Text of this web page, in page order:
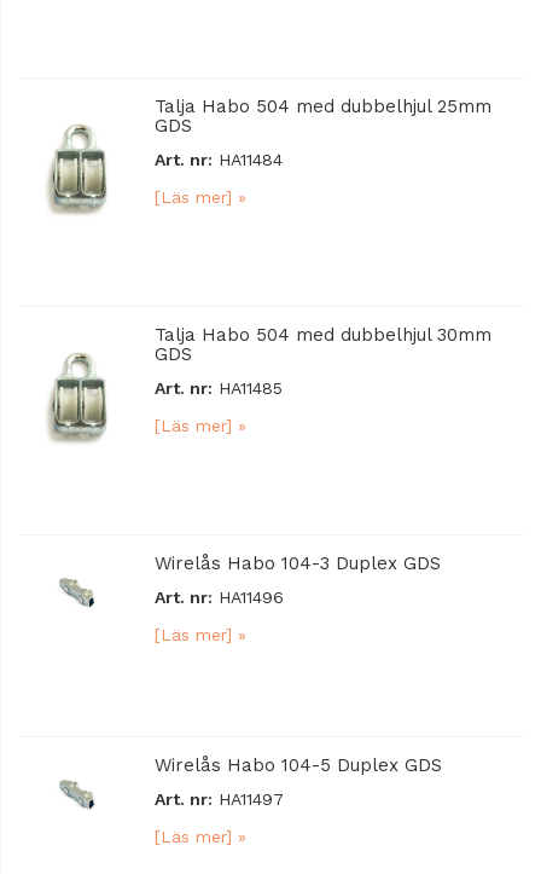
Talja Habo 504 med dubbelhjul 25mm
GDS
Art. nr: HA11484
[Läs mer] »
Talja Habo 504 med dubbelhjul 30mm
GDS
Art. nr: HA11485
[Läs mer] »
Wirelås Habo 104-3 Duplex GDS
Art. nr: HA11496
[Läs mer] »
Wirelås Habo 104-5 Duplex GDS
Art. nr: HA11497
[Läs mer] »